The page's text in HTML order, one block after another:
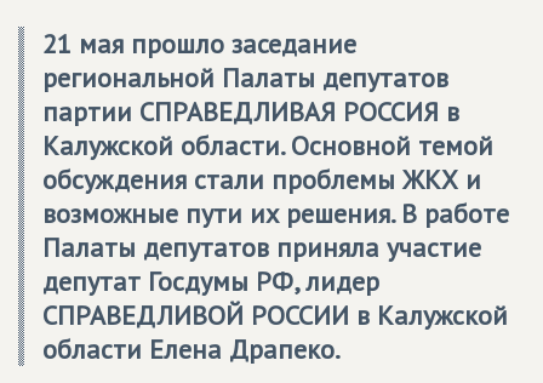
21 мая прошло заседание
региональной Палаты депутатов
партии СПРАВЕДЛИВАЯ РОССИЯ в
Калужской области. Основной темой
обсуждения стали проблемы ЖКХ и
возможные пути их решения. В работе
Палаты депутатов приняла участие
депутат Госдумы РФ, лидер
СПРАВЕДЛИВОЙ РОССИИ в Калужской
области Елена Драпеко.